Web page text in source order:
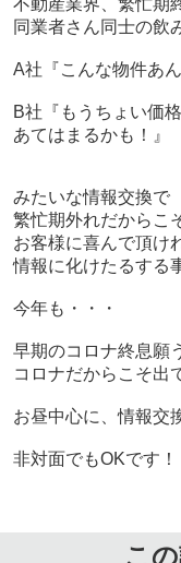
同業者さん同士の飲
A社『こんな物件あ
B社『もうちょい価
あてはまるかも！』
みたいな情報交換で
繁忙期外れだからこ
お客様に喜んで頂け
情報に化けたるする
今年も・・・
早期のコロナ終息願
コロナだからこそ出
お昼中心に、情報交
非対面でもOKです！
こ